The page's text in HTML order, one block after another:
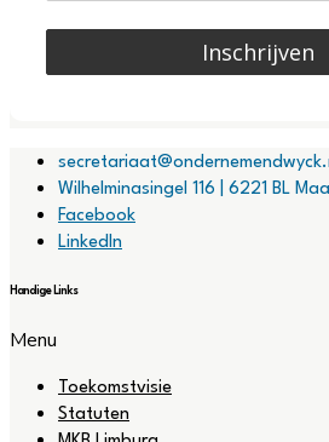
Inschrijven
Wilhelminasingel 116 | 6221 BL
Facebook
LinkedIn
Handige Links
Menu
Toekomstvisie
Statuten